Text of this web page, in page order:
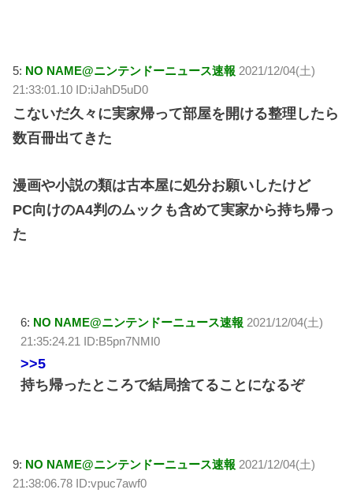
5: NO NAME@ニンテンドーニュース速報 2021/12/04(土)
21:33:01.10 ID:iJahD5uD0
こないだ久々に実家帰って部屋を開ける整理したら
数百冊出てきた
漫画や小説の類は古本屋に処分お願いしたけど
PC向けのA4判のムックも含めて実家から持ち帰っ
た
6: NO NAME@ニンテンドーニュース速報 2021/12/04(土)
21:35:24.21 ID:B5pn7NMI0
>>5
持ち帰ったところで結局捨てることになるぞ
9: NO NAME@ニンテンドーニュース速報 2021/12/04(土)
21:38:06.78 ID:vpuc7awf0